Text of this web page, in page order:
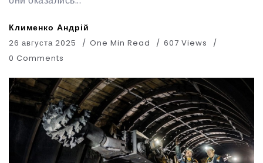
Клименко Андрій
26 августа 2025 One Min Read
607 Views
0 Comments